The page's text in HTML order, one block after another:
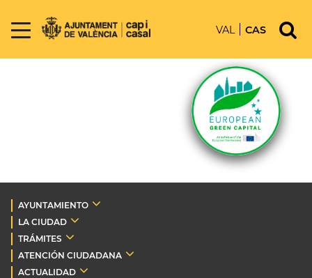
VAL CAS
AYUNTAMIENTO
LA CIUDAD
TRÁMITES
ATENCIÓN CIUDADANA
ACTUALIDAD